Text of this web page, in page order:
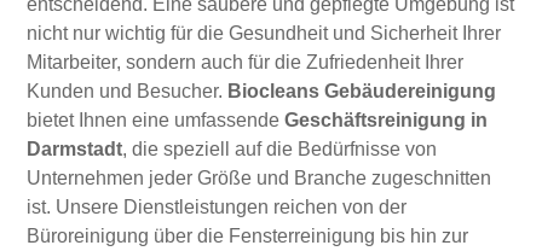
entscheidend. Eine saubere und gepflegte Umgebung ist
nicht nur wichtig für die Gesundheit und Sicherheit Ihrer
Mitarbeiter, sondern auch für die Zufriedenheit Ihrer
Kunden und Besucher. Biocleans Gebäudereinigung
bietet Ihnen eine umfassendeGeschäftsreinigung in
Darmstadt, die speziell auf die Bedürfnisse von
Unternehmen jeder Größe und Branche zugeschnitten
ist. Unsere Dienstleistungen reichen von der
Büroreinigung über die Fensterreinigung bis hin zur